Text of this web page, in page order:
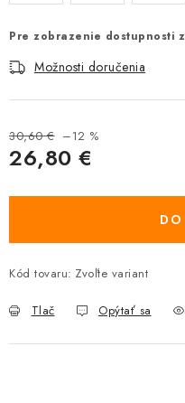
Pre zobrazenie dostupnosti
Možnosti doručenia
30,60 € –12 %
26,80 €
Kód tovaru: Zvoľte variant
Tlač Opýtať sa